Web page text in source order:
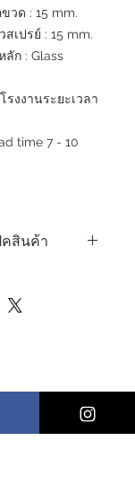
วด : 15 mm.
เปรย์ : 15 mm.
ลัก : Glass
รงงานระยะเวลา
time 7 - 10
คสินค้า
l ประเภทขวด
เปรย์ : 15 mm.
ก : Glass